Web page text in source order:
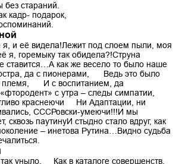
стараний.
кадр- подарок,
и её видела!Лежит под слоем пыли, моя
я, горемыку так обидела?!Струна
ставится…А как же весело то было наше
да с пионерами, Ведь это было
И с воспитанием, да
с утра – следы симпатии,
краснеючи Ни Адаптации, ни
СССРовски-умеючи!!!И мы
сквозь паутинуИ стыдно стало вдруг, как
– инетова Рутина…Видно судьба
уныло, Как в каталоге совершенств,